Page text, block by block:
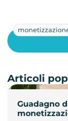
Guadagno
Articoli